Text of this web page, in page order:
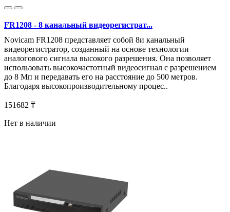
FR1208 - 8 канальный видеорегистрат...
Novicam FR1208 представляет собой 8и канальный
видеорегистратор, созданный на основе технологии
аналогового сигнала высокого разрешения. Она позволяет
использовать высокочастотный видеосигнал с разрешением
до 8 Мп и передавать его на расстояние до 500 метров.
Благодаря высокопроизводительному процес..
151682 ₸
Нет в наличии